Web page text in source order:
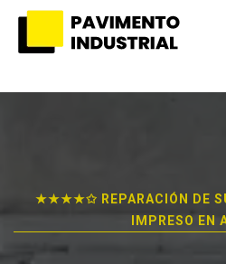
★★★★✩ REPARACIÓN DE
IMPRESO EN